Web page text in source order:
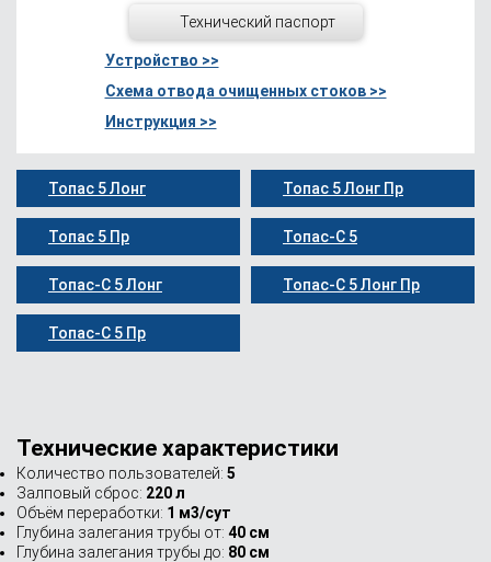
Технический паспорт
Устройство >>
Схема отвода очищенных стоков >>
Инструкция >>
Топас 5 Лонг Топас 5 Лонг Пр
Топас 5 Пр Топас-С 5
Топас-С 5 Лонг Топас-С 5 Лонг Пр
Топас-С 5 Пр
Технические характеристики
Количество пользователей: 5
Залповый сброс: 220 л
Объём переработки: 1 м3/сут
Глубина залегания трубы от: 40 см
Глубина залегания трубы до: 80 см